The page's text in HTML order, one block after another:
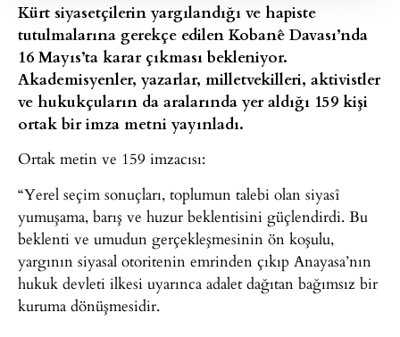
Kürt siyasetçilerin yargılandığı ve hapiste
tutulmalarına gerekçe edilen Kobanê Davası’nda
16 Mayıs’ta karar çıkması bekleniyor.
Akademisyenler, yazarlar, milletvekilleri, aktivistler
ve hukukçuların da aralarında yer aldığı 159 kişi
ortak bir imza metni yayınladı.
Ortak metin ve 159 imzacısı:
“Yerel seçim sonuçları, toplumun talebi olan siyasî
yumuşama, barış ve huzur beklentisini güçlendirdi. Bu
beklenti ve umudun gerçekleşmesinin ön koşulu,
yargının siyasal otoritenin emrinden çıkıp Anayasa’nın
hukuk devleti ilkesi uyarınca adalet dağıtan bağımsız bir
kuruma dönüşmesidir.